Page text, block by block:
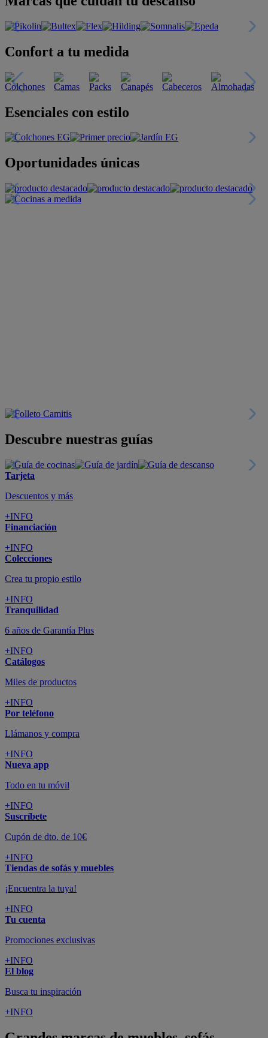
Confort a tu medida
Esenciales con estilo
Oportunidades únicas
Descubre nuestras guías
Tarjeta
Descuentos y más
+INFO
Financiación
+INFO
Colecciones
Crea tu propio estilo
+INFO
Tranquilidad
6 años de Garantía Plus
+INFO
Catálogos
Miles de productos
+INFO
Por teléfono
Llámanos y compra
+INFO
Nueva app
Todo en tu móvil
+INFO
Suscríbete
Cupón de dto. de 10€
+INFO
Tiendas de sofás y muebles
¡Encuentra la tuya!
+INFO
Tu cuenta
Promociones exclusivas
+INFO
El blog
Busca tu inspiración
+INFO